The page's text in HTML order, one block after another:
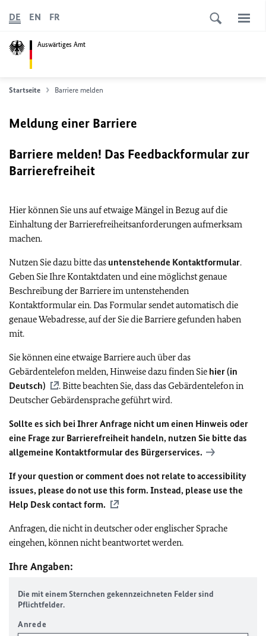
Auswärtiges Amt
DE EN FR
Startseite Barriere melden
Meldung einer Barriere
Barriere melden! Das Feedbackformular zur
Barrierefreiheit
Hier können Sie uns auf etwaige Mängel in Bezug auf die
Einhaltung der Barrierefreiheitsanforderungen aufmerksam
machen.
Nutzen Sie dazu bitte das untenstehende Kontaktformular.
Geben Sie Ihre Kontaktdaten und eine möglichst genaue
Beschreibung der Barriere im untenstehenden
Kontaktformular ein. Das Formular sendet automatisch die
genaue Webadresse, auf der Sie die Barriere gefunden haben
mit.
Sie können eine etwaige Barriere auch über das
Gebärdentelefon melden, Hinweise dazu finden Sie hier (in
Deutsch)
. Bitte beachten Sie, dass das Gebärdentelefon in
Deutscher Gebärdensprache geführt wird.
Sollte es sich bei Ihrer Anfrage nicht um einen Hinweis oder
eine Frage zur Barrierefreiheit handeln, nutzen Sie bitte das
allgemeine Kontaktformular des Bürgerservices.
If your question or comment does not relate to accessibility
issues, please do not use this form. Instead, please use the
Help Desk contact form.
Anfragen, die nicht in deutscher oder englischer Sprache
eingehen, können nicht beantwortet werden.
Ihre Angaben:
Die mit einem Sternchen gekennzeichneten Felder sind
Pflichtfelder.
Anrede